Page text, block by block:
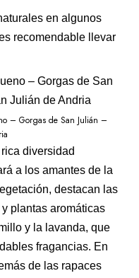
en algunos
recomendable llevar
– Gorgas de San Julián –
diversidad
a los amantes de la
destacan las
plantas aromáticas
y la lavanda, que
fragancias. En
de las rapaces